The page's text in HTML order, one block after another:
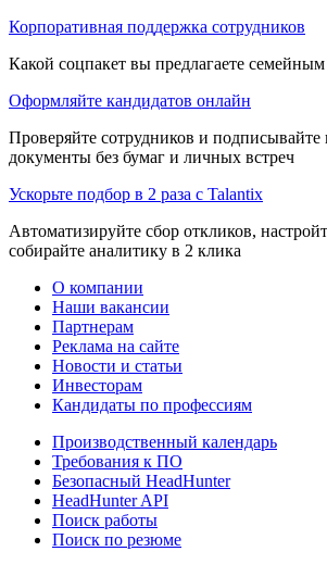
Корпоративная поддержка сотрудников
Какой соцпакет вы предлагаете
Оформляйте кандидатов онлайн
Проверяйте сотрудников и подписывайте
документы без бумаг и личных встреч
Ускорьте подбор в 2 раза с Talantix
Автоматизируйте сбор откликов,
собирайте аналитику в 2 клика
О компании
Наши вакансии
Партнерам
Реклама на сайте
Новости и статьи
Инвесторам
Кандидаты по профессиям
Производственный календарь
Требования к ПО
Безопасный HeadHunter
HeadHunter API
Поиск работы
Поиск по резюме